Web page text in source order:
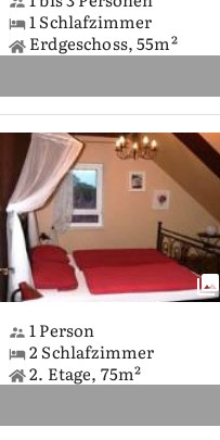
1 Schlafzimmer
Erdgeschoss, 55m²
1 Person
2 Schlafzimmer
2. Etage, 75m²